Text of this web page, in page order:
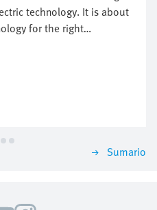
technology. It is about
for the right
where costs actually
targets, compressed
plans are, they do not
Sumario